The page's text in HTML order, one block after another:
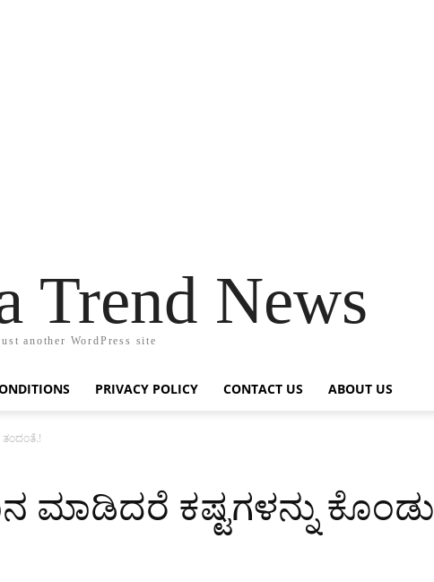
Trend News
another WordPress site
PRIVACY POLICY CONTACT US ABOUT US
ತಂದಂತೆ.!
ಮಾಡಿದರೆ ಕಷ್ಟಗಳನ್ನು ಕೊಂಡು